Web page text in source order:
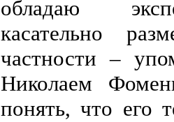
обладаю
касательно
частности –
Николаем
понять, что его